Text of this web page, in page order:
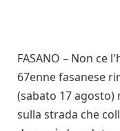
FASANO – Non ce
67enne fasanese
(sabato 17 agosto)
sulla strada che